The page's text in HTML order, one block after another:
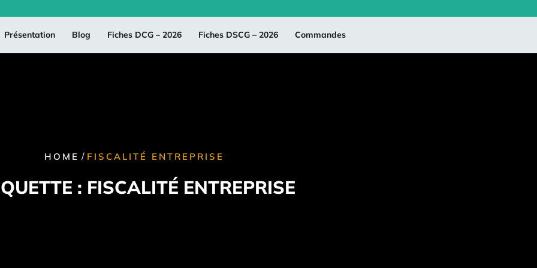
Présentation Blog Fiches DCG – 2026 Fiches DSCG – 2026 Commandes
HOME / FISCALITÉ ENTREPRISE
: FISCALITÉ ENTREPRISE